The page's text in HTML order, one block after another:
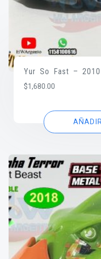
Yur So Fast – 2010
$1,680.00